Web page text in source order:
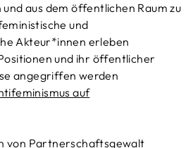
aus dem öffentlichen Raum zu
und
Akteur*innen erleben
und ihr öffentlicher
angegriffen werden
auf
von Partnerschaftsgewalt